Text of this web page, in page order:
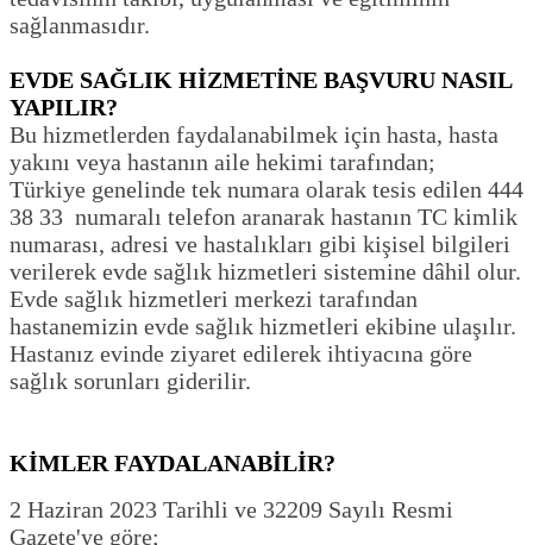
sağlanmasıdır.
EVDE SAĞLIK HİZMETİNE BAŞVURU NASIL
YAPILIR?
Bu hizmetlerden faydalanabilmek için hasta, hasta
yakını veya hastanın aile hekimi tarafından;
Türkiye genelinde tek numara olarak tesis edilen 444
38 33 numaralı telefon aranarak hastanın TC kimlik
numarası, adresi ve hastalıkları gibi kişisel bilgileri
verilerek evde sağlık hizmetleri sistemine dâhil olur.
Evde sağlık hizmetleri merkezi tarafından
hastanemizin evde sağlık hizmetleri ekibine ulaşılır.
Hastanız evinde ziyaret edilerek ihtiyacına göre
sağlık sorunları giderilir.
KİMLER FAYDALANABİLİR?
2 Haziran 2023 Tarihli ve 32209 Sayılı Resmi
Gazete'ye göre;